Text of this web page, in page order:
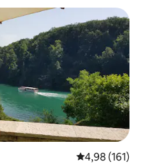
Gemiddelde
4,98 (161)